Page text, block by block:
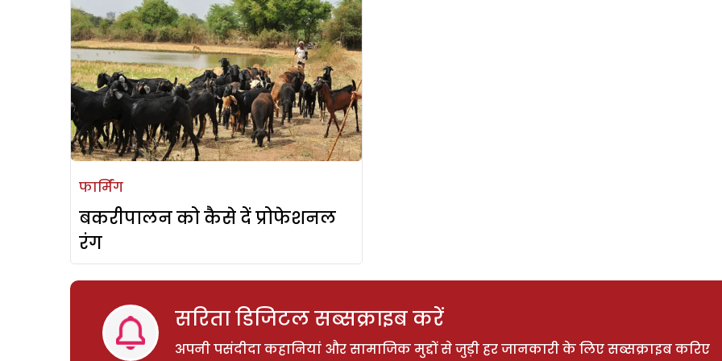
फार्मिंग
बकरीपालन को कैसे दें प्रोफेशनल
रंग
सरिता डिजिटल सब्सक्राइब करें
अपनी पसंदीदा कहानियां और सामाजिक मुद्दों से जुड़ी हर जानकारी के लिए सब्सक्राइब करिए